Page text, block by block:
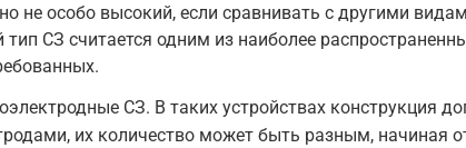
не особо высокий, если сравнивать с другими
тип СЗ считается одним из наиболее
СЗ. В таких устройствах конструкция
их количество может быть разным, начиная